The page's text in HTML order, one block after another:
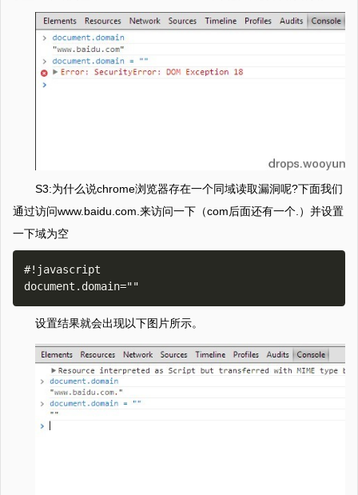
S3:为什么说chrome浏览器存在一个同域读取漏洞呢?下面我们
通过访问www.baidu.com.来访问一下（com后面还有一个.）并设置
一下域为空
#!javascript
设置结果就会出现以下图片所示。